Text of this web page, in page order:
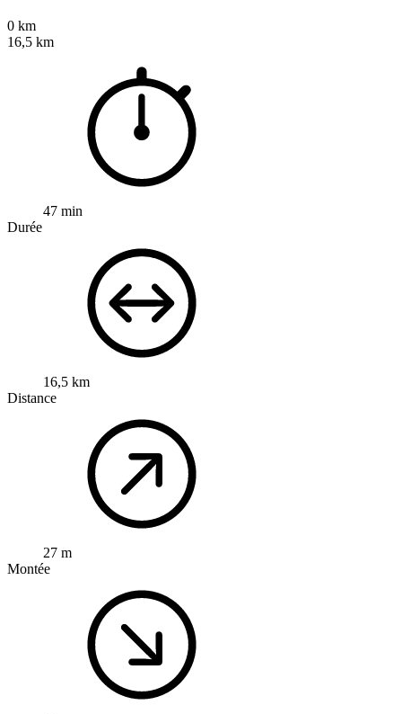
0 km
16,5 km
47 min
Durée
16,5 km
Distance
27 m
Montée